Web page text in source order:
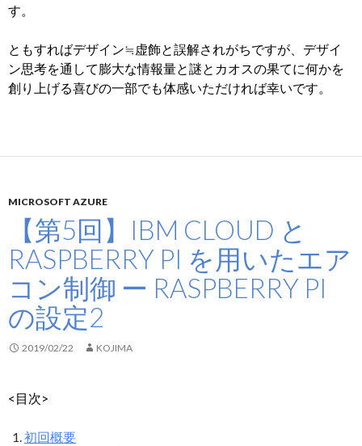
す。
ともすればデザイン≒虚飾と誤解されがちですが、デザイ
ン思考を通して膨大な情報量と謎とカオスの果てに何かを
創り上げる喜びの一部でも体感いただければ幸いです。
MICROSOFT AZURE
【第5回】IBM CLOUD と
RASPBERRY PI を用いたエア
コン制御 ー RASPBERRY PI
の設定2
2019/02/22 KOJIMA
<目次>
初回概要